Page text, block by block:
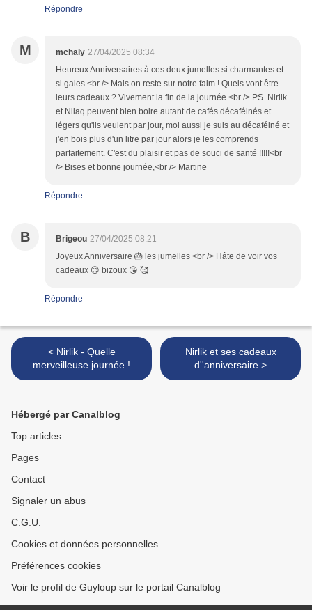
Répondre
M mchaly 27/04/2025 08:34
Heureux Anniversaires à ces deux jumelles si charmantes et
si gaies.<br /> Mais on reste sur notre faim ! Quels vont être
leurs cadeaux ? Vivement la fin de la journée.<br /> PS. Nirlik
et Nilaq peuvent bien boire autant de cafés décaféinés et
légers qu'ils veulent par jour, moi aussi je suis au décaféiné et
j'en bois plus d'un litre par jour alors je les comprends
parfaitement. C'est du plaisir et pas de souci de santé !!!!!<br
/> Bises et bonne journée,<br /> Martine
Répondre
B Brigeou 27/04/2025 08:21
Joyeux Anniversaire 🎂 les jumelles <br /> Hâte de voir vos
cadeaux 😉 bizoux 😘 🥰
Répondre
< Nirlik - Quelle
merveilleuse journée !
Nirlik et ses cadeaux
d''anniversaire >
Hébergé par Canalblog
Top articles
Pages
Contact
Signaler un abus
C.G.U.
Cookies et données personnelles
Préférences cookies
Voir le profil de Guyloup sur le portail Canalblog